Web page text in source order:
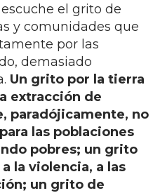
el grito de
y comunidades que
por las
demasiado
Un grito por la tierra
extracción de
paradójicamente, no
las poblaciones
pobres; un grito
la violencia, a las
un grito de